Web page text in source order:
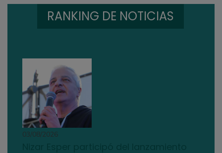
RANKING DE NOTICIAS
03/08/2026